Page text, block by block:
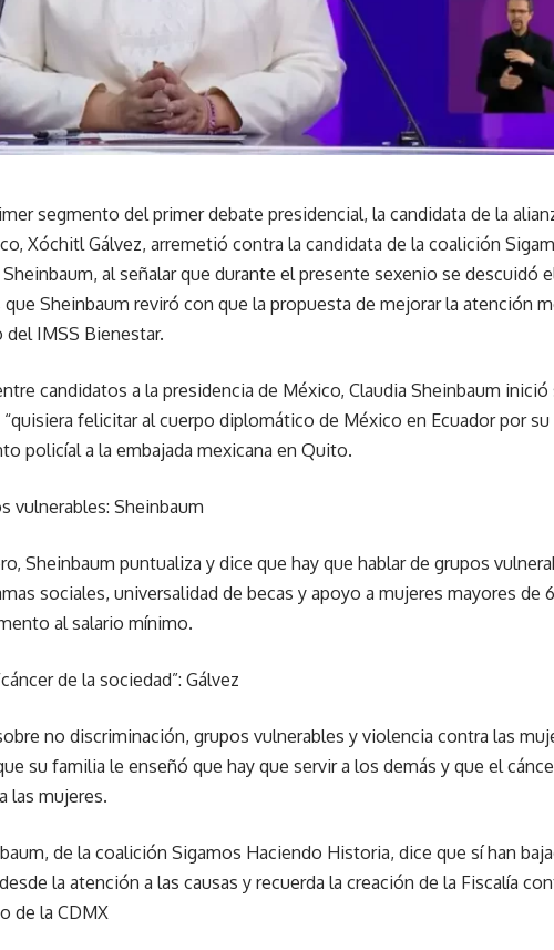
segmento del primer debate presidencial, la candidata de la
Xóchitl Gálvez, arremetió contra la candidata de la coalición
al señalar que durante el presente sexenio se descuidó
Sheinbaum reviró con que la propuesta de mejorar la atención
IMSS Bienestar.
candidatos a la presidencia de México, Claudia Sheinbaum inició
felicitar al cuerpo diplomático de México en Ecuador por su
policíal a la embajada mexicana en Quito.
vulnerables: Sheinbaum
Sheinbaum puntualiza y dice que hay que hablar de grupos
sociales, universalidad de becas y apoyo a mujeres mayores de
al salario mínimo.
de la sociedad”: Gálvez
no discriminación, grupos vulnerables y violencia contra las
su familia le enseñó que hay que servir a los demás y que el
las mujeres.
de la coalición Sigamos Haciendo Historia, dice que sí han
la atención a las causas y recuerda la creación de la Fiscalía
de la CDMX